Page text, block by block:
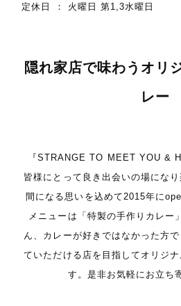
定休日 ： 火曜日 第1,3水曜日
隠れ家店で味わうオリ
レー
『STRANGE TO MEET YOU &
皆様にとって良き出会いの場にな
間になる思いを込めて2015年に
メニューは「特製の手作りカレー
ん、カレーが好きではなかった方
ていただける店を目指してオリジ
す。是非お気軽にお立ち